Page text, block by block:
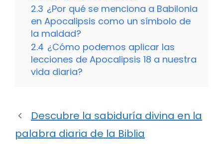
2.3 ¿Por qué se menciona a Babilonia
en Apocalipsis como un símbolo de
la maldad?
2.4 ¿Cómo podemos aplicar las
lecciones de Apocalipsis 18 a nuestra
vida diaria?
Descubre la sabiduría divina en la
palabra diaria de la Biblia